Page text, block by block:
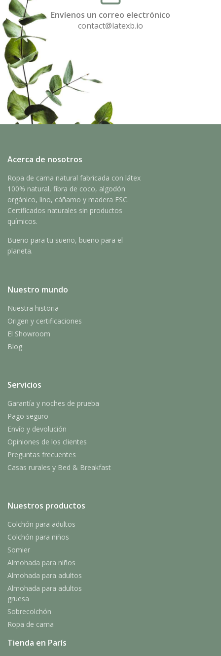
Envíenos un correo electrónico
contact@latexb.io
Acerca de nosotros
Ropa de cama natural fabricada con látex
100% natural, fibra de coco, algodón
orgánico, lino, cáñamo y madera FSC.
Certificados naturales sin productos
químicos.
Bueno para tu sueño, bueno para el
planeta.
Nuestro mundo
Nuestra historia
Origen y certificaciones
El Showroom
Blog
Servicios
Garantía y noches de prueba
Pago seguro
Envío y devolución
Opiniones de los clientes
Preguntas frecuentes
Casas rurales y Bed & Breakfast
Nuestros productos
Colchón para adultos
Colchón para niños
Somier
Almohada para niños
Almohada para adultos
Almohada para adultos
gruesa
Sobrecolchón
Ropa de cama
Tienda en París